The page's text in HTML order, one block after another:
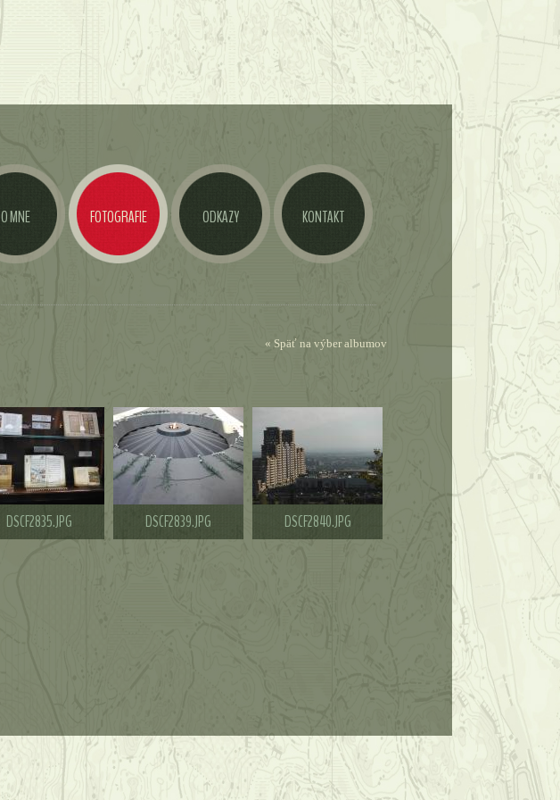
O MNE FOTOGRAFIE ODKAZY KONTAKT
« Späť na výber albumov
DSCF2835.JPG DSCF2839.JPG DSCF2840.JPG